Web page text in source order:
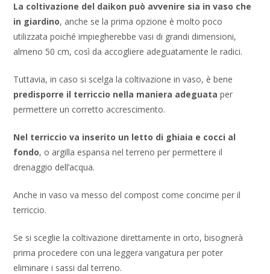
La coltivazione del daikon può avvenire sia in vaso che
in giardino, anche se la prima opzione è molto poco
utilizzata poiché impiegherebbe vasi di grandi dimensioni,
almeno 50 cm, così da accogliere adeguatamente le radici.
Tuttavia, in caso si scelga la coltivazione in vaso, è bene
predisporre il terriccio nella maniera adeguata per
permettere un corretto accrescimento.
Nel terriccio va inserito un letto di ghiaia e cocci al
fondo, o argilla espansa nel terreno per permettere il
drenaggio dell’acqua.
Anche in vaso va messo del compost come concime per il
terriccio.
Se si sceglie la coltivazione direttamente in orto, bisognerà
prima procedere con una leggera vangatura per poter
eliminare i sassi dal terreno.